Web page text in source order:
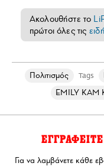
Ακολουθήστε το
πρώτοι όλες τις
Πολιτισμός Tags
EMILY KAM
Για να λαμβάνετε κάθε